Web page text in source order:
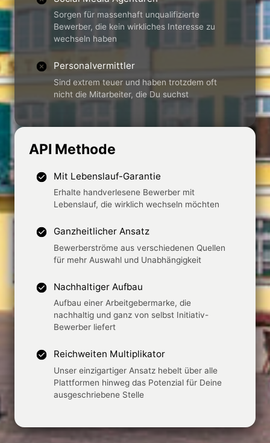
Sorgen für massenhaft unqualifizierte
Bewerber, die kein wirkliches Interesse zu
wechseln haben
Personalvermittler
Sind extrem teuer und haben trotzdem oft
nicht die Mitarbeiter, die Du suchst
API Methode
Mit Lebenslauf-Garantie
Erhalte handverlesene Bewerber mit
Lebenslauf, die wirklich wechseln möchten
Ganzheitlicher Ansatz
Bewerberströme aus verschiedenen Quellen
für mehr Auswahl und Unabhängigkeit
Nachhaltiger Aufbau
Aufbau einer Arbeitgebermarke, die
nachhaltig und ganz von selbst Initiativ-
Bewerber liefert
Reichweiten Multiplikator
Unser einzigartiger Ansatz hebelt über alle
Plattformen hinweg das Potenzial für Deine
ausgeschriebene Stelle